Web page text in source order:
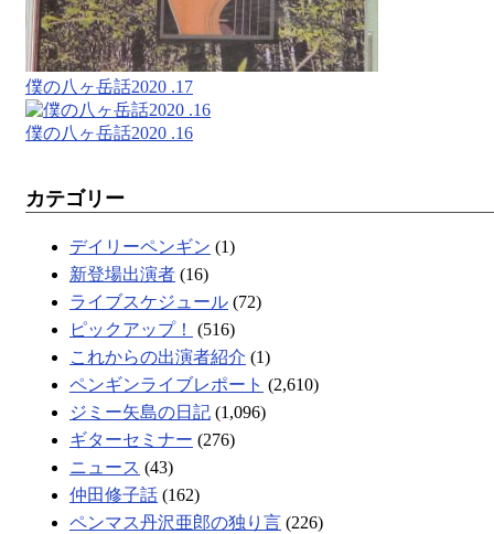
僕の八ヶ岳話2020 .17
僕の八ヶ岳話2020 .16
カテゴリー
デイリーペンギン (1)
新登場出演者 (16)
ライブスケジュール (72)
ピックアップ！
(516)
これからの出演者紹介 (1)
ペンギンライブレポート (2,610)
ジミー矢島の日記 (1,096)
ギターセミナー (276)
ニュース (43)
仲田修子話 (162)
ペンマス丹沢亜郎の独り言 (226)